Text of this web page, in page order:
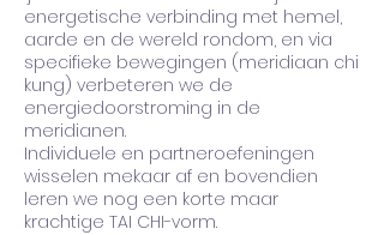
energetische verbinding met hemel,
aarde en de wereld rondom, en via
specifieke bewegingen (meridiaan chi
kung) verbeteren we de
energiedoorstroming in de
meridianen.
Individuele en partneroefeningen
wisselen mekaar af en bovendien
leren we nog een korte maar
krachtige TAI CHI-vorm.